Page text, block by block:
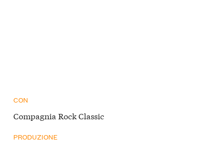
CON
Compagnia Rock Classic
PRODUZIONE